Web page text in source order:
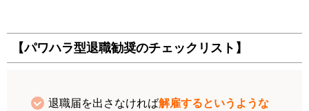
【パワハラ型退職勧奨のチェックリスト】
退職届を出さなければ解雇するというような